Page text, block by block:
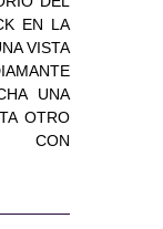
EN LA
VISTA
UNA
OTRO
CON